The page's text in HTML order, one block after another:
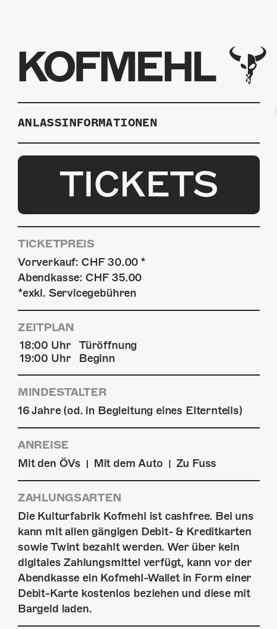
KOFMEHL
ANLASSINFORMATIONEN
TICKETS
TICKETPREIS
Vorverkauf: CHF 30.00 *
Abendkasse: CHF 35.00
*exkl. Servicegebühren
ZEITPLAN
18:00 Uhr
Türöffnung
19:00 Uhr
Beginn
MINDESTALTER
16 Jahre (od. in Begleitung eines Elternteils)
ANREISE
Mit den ÖVs
Mit dem Auto Zu Fuss
ZAHLUNGSARTEN
Die Kulturfabrik Kofmehl ist cashfree. Bei uns
kann mit allen gängigen Debit- & Kreditkarten
sowie Twint bezahlt werden. Wer über kein
digitales Zahlungsmittel verfügt, kann vor der
Abendkasse ein Kofmehl-Wallet in Form einer
Debit-Karte kostenlos beziehen und diese mit
Bargeld laden.